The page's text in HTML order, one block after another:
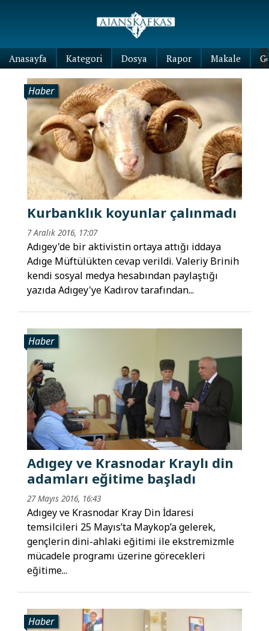
Anasayfa Kategori Dosya Rapor Makale
Haber
Kurbanklık koyunlar çalınmadı
7 Aralık 2016, 17:07
Adıgey'de bir aktivistin ortaya attığı iddaya
Adıge Müftülükten cevap verildi. Valeriy Brinih
kendi sosyal medya hesabından paylaştığı
yazıda Adıgey'ye Kadırov tarafından...
Haber
Adıgey ve Krasnodar Kraylı din
adamları eğitime başladı
27 Mayıs 2016, 16:43
Adıgey ve Krasnodar Kray Din İdaresi
temsilcileri 25 Mayıs’ta Maykop’a gelerek,
gençlerin dini-ahlaki eğitimi ile ekstremizmle
mücadele programı üzerine görecekleri
eğitime...
Haber